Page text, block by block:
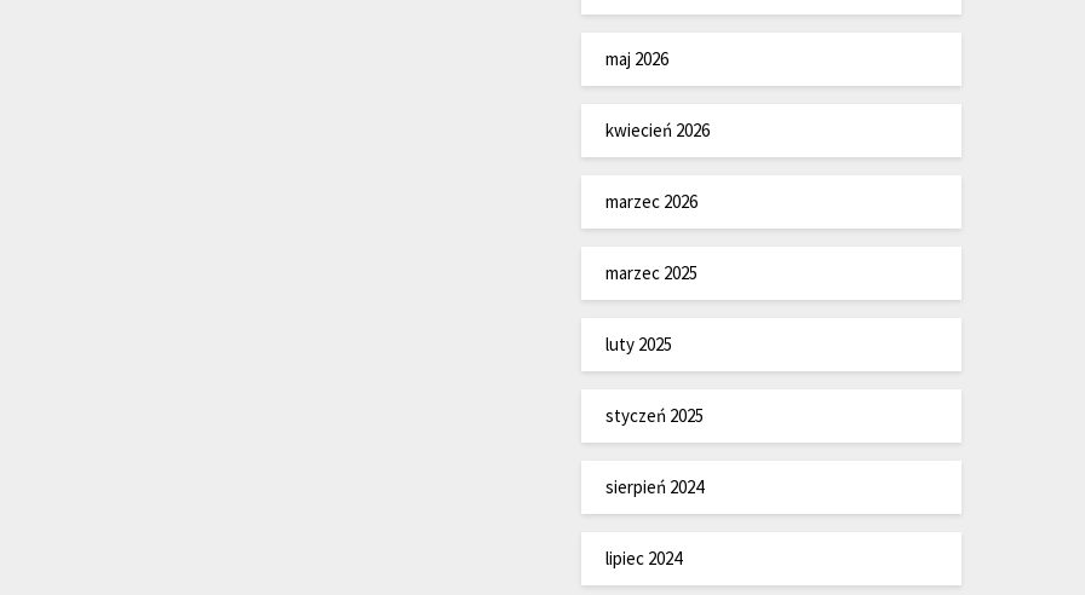
maj 2026
kwiecień 2026
marzec 2026
marzec 2025
luty 2025
styczeń 2025
sierpień 2024
lipiec 2024